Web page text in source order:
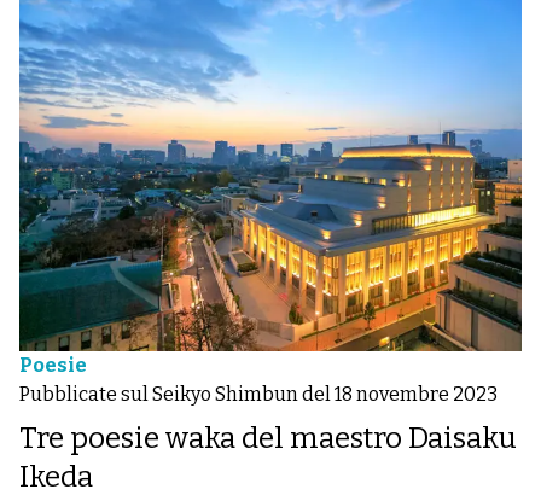
Poesie
Pubblicate sul Seikyo Shimbun del 18 novembre 2023
Tre poesie waka del maestro Daisaku
Ikeda